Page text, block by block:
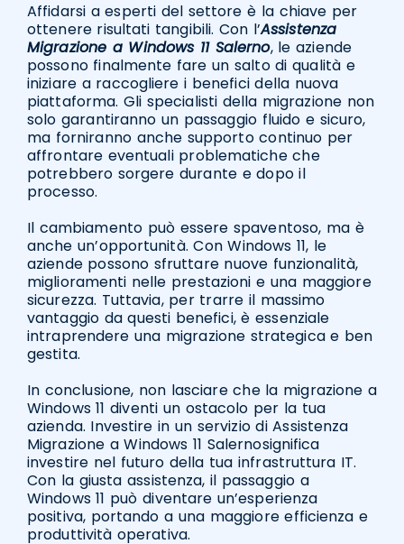
Affidarsi a esperti del settore è la chiave per
ottenere risultati tangibili. Con l’Assistenza
Migrazione a Windows 11 Salerno, le aziende
possono finalmente fare un salto di qualità e
iniziare a raccogliere i benefici della nuova
piattaforma. Gli specialisti della migrazione non
solo garantiranno un passaggio fluido e sicuro,
ma forniranno anche supporto continuo per
affrontare eventuali problematiche che
potrebbero sorgere durante e dopo il
processo.
Il cambiamento può essere spaventoso, ma è
anche un’opportunità. Con Windows 11, le
aziende possono sfruttare nuove funzionalità,
miglioramenti nelle prestazioni e una maggiore
sicurezza. Tuttavia, per trarre il massimo
vantaggio da questi benefici, è essenziale
intraprendere una migrazione strategica e ben
gestita.
In conclusione, non lasciare che la migrazione a
Windows 11 diventi un ostacolo per la tua
azienda. Investire in un servizio di Assistenza
Migrazione a Windows 11 Salernosignifica
investire nel futuro della tua infrastruttura IT.
Con la giusta assistenza, il passaggio a
Windows 11 può diventare un’esperienza
positiva, portando a una maggiore efficienza e
produttività operativa.